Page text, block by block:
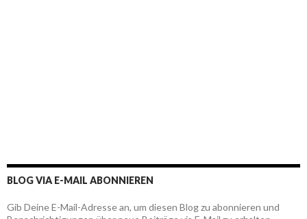
BLOG VIA E-MAIL ABONNIEREN
Gib Deine E-Mail-Adresse an, um diesen Blog zu abonnieren und